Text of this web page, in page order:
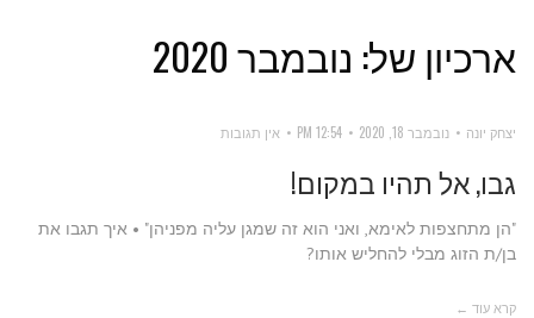
ארכיון של: נובמבר 2020
יצחק יונה נובמבר 18, 2020 12:54 PM אין תגובות
גבו, אל תהיו במקום!
"הן מתחצפות לאימא, ואני הוא זה שמגן עליה מפניהן" • איך תגבו את
בן/ת הזוג מבלי להחליש אותו?
קרא עוד ←